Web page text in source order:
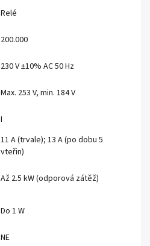
Relé
200.000
230 V ±10% AC 50 Hz
Max. 253 V, min. 184 V
I
11 A (trvale); 13 A (po dobu 5
vteřin)
Až 2.5 kW (odporová zátěž)
Do 1 W
NE